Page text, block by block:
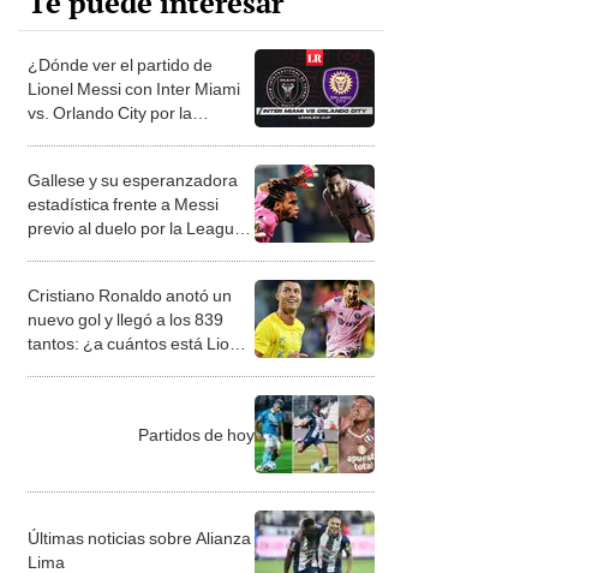
¿Dónde ver el partido de
Lionel Messi con Inter Miami
vs. Orlando City por la
Gallese y su esperanzadora
estadística frente a Messi
previo al duelo por la Leagues
Cristiano Ronaldo anotó un
nuevo gol y llegó a los 839
tantos: ¿a cuántos está Lionel
Partidos de hoy
Últimas noticias sobre Alianza
Lima